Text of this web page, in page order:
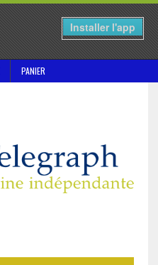
Installer l'app
PANIER